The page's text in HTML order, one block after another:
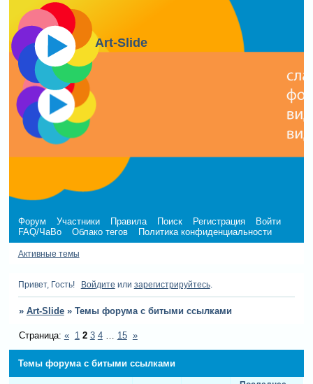
Art-Slide
Форум Участники Правила Поиск Регистрация
Войти
FAQ/ЧаВо
Облако тегов Политика конфиденциальности
Активные темы
Привет, Гость! Войдите или зарегистрируйтесь.
» Art-Slide » Темы форума с битыми ссылками
Темы форума с битыми ссылками
Страница: « 1 2 3 4 … 15 »